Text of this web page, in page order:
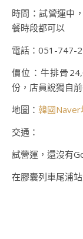
時間：試營運中
餐時段都可以
電話：051-747-
價位：牛排骨
份，店員說獨自
地圖： 韓國Naver
交通：
試營運，還沒有
在膠囊列車尾浦站